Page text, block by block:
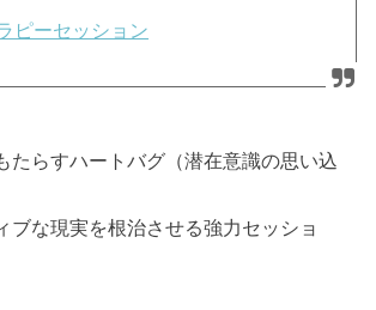
ピーセッション
たらすハートバグ（潜在意識の思い込
ブな現実を根治させる強力セッショ